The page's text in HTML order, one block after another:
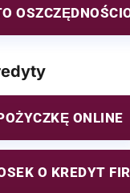
ONLINE
O KREDYT